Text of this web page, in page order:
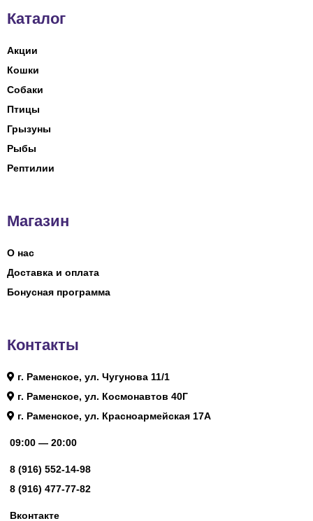
Каталог
Акции
Кошки
Собаки
Птицы
Грызуны
Рыбы
Рептилии
Магазин
О нас
Доставка и оплата
Бонусная программа
Контакты
г. Раменское, ул. Чугунова 11/1
г. Раменское, ул. Космонавтов 40Г
г. Раменское, ул. Красноармейская 17А
09:00 — 20:00
8 (916) 552-14-98
8 (916) 477-77-82
Вконтакте